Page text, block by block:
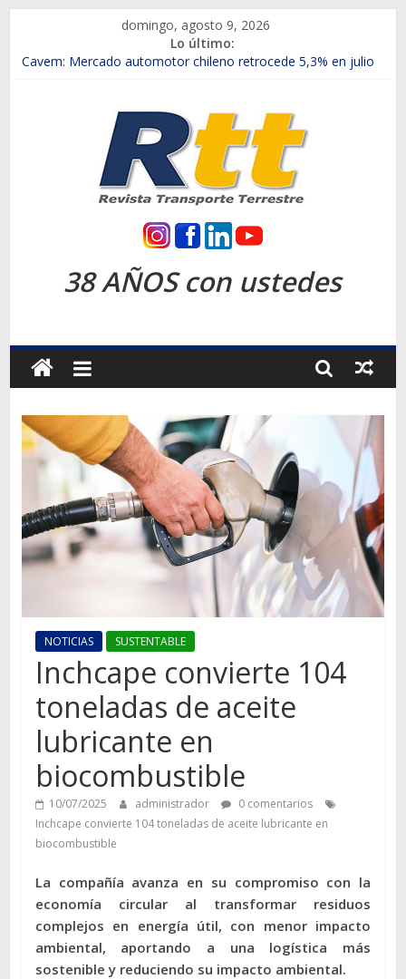
contenido
domingo, agosto 9, 2026
Lo último:
Chile es el primer mercado internacional en lanzar la nueva
Salfa suma vehículos electrificados de Chevrolet en el Biobío
Samex amplía su red con nuevas sucursales en Rancagua y
SINOTRUK Pick-ups presentó la recién estrenada Bolden en
la Expo Compras Públicas 2026
Revista
Transporte
Terrestre
Autos,
camiones,
motos,
información
del
mundo
del
transporte
38 AÑOS con ustedes
NOTICIAS SUSTENTABLE
Inchcape convierte 104
toneladas de aceite
lubricante en
biocombustible
10/07/2025 administrador
0 comentarios
Inchcape convierte 104 toneladas de aceite lubricante en
biocombustible
La compañía avanza en su compromiso con la
economía circular al transformar residuos
complejos en energía útil, con menor impacto
ambiental, aportando a una logística más
sostenible y reduciendo su impacto ambiental.